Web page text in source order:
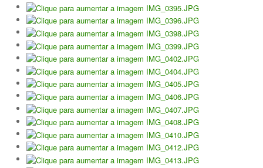
Torneio Open Aniversário
Smashtour 2016
Taça Flores Marques
Torneios Inverno e Natal
Torneio Social de Inverno
Galeria 2017
Masters Revor 2017
Galeria 2015